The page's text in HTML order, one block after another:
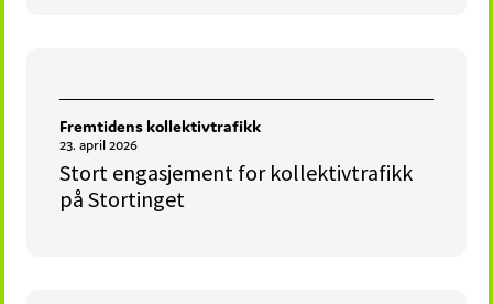
Fremtidens kollektivtrafikk
23. april 2026
Stort engasjement for kollektivtrafikk
på Stortinget